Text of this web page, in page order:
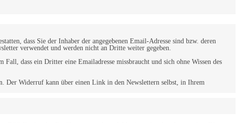
dass Sie der Inhaber der angegebenen Email-Adresse sind bzw. deren
verwendet und werden nicht an Dritte weiter gegeben.
dass ein Dritter eine Emailadresse missbraucht und sich ohne Wissen des
Der Widerruf kann über einen Link in den Newslettern selbst, in Ihrem